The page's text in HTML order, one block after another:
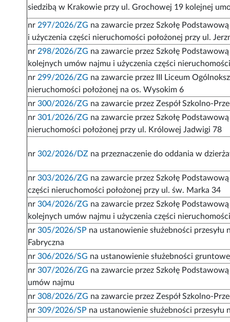
siedzibą w Krakowie przy ul. Grochowej 19 kolejnej
nr 297/2026/ZG na zawarcie przez Szkołę
i użyczenia części nieruchomości położonej przy ul.
nr 298/2026/ZG na zawarcie przez Szkołę
kolejnych umów najmu i użyczenia części
nr 299/2026/ZG na zawarcie przez III Liceum
nieruchomości położonej na os. Wysokim 6
nr300/2026/ZG na zawarcie przez Zespół Szkolno-
nr301/2026/ZG na zawarcie przez Szkołę
nieruchomości położonej przy ul. Królowej Jadwigi 78
nr302/2026/DZ na przeznaczenie do oddania w
nr303/2026/ZG na zawarcie przez Szkołę
części nieruchomości położonej przy ul. św. Marka 34
nr304/2026/ZG na zawarcie przez Szkołę
kolejnych umów najmu i użyczenia części
nr305/2026/SP na ustanowienie służebności
Fabryczna
nr306/2026/SG na ustanowienie służebności
nr307/2026/ZG na zawarcie przez Szkołę
umów najmu
nr308/2026/ZG na zawarcie przez Zespół Szkolno-
nr309/2026/SP na ustanowienie służebności